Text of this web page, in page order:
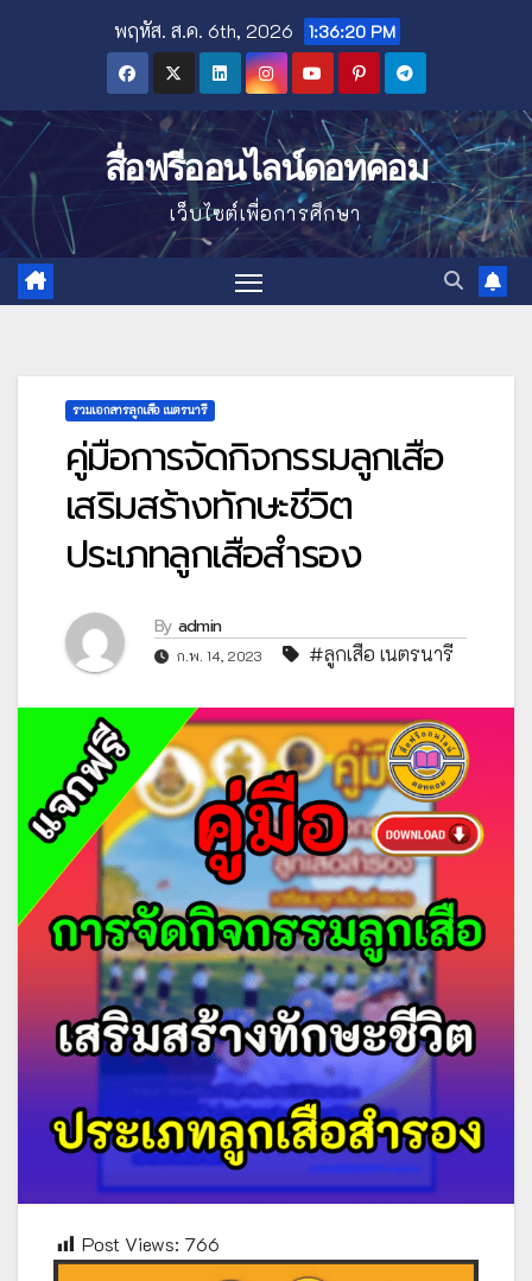
พฤหัส. ส.ค. 6th, 2026 1:36:22 PM
สื่อฟรีออนไลน์ดอทคอม
เว็บไซต์เพื่อการศึกษา
รวมเอกสารลูกเสือ เนตรนารี
คู่มือการจัดกิจกรรมลูกเสือ
เสริมสร้างทักษะชีวิต
ประเภทลูกเสือสำรอง
By admin
ก.พ. 14, 2023 #ลูกเสือ เนตรนารี
Post Views: 766